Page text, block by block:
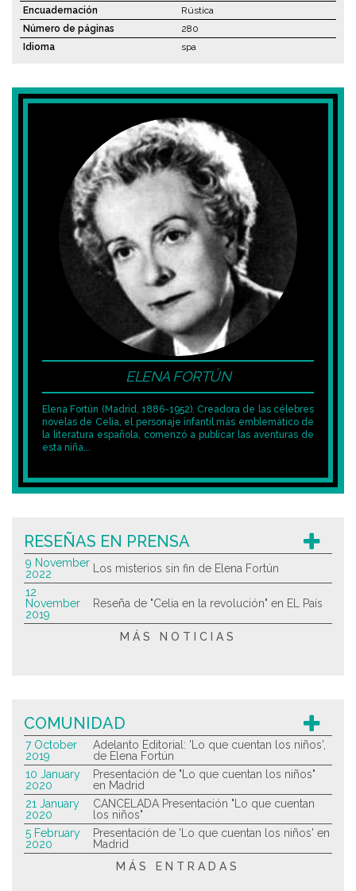
Encuadernación
Rústica
Número de páginas
280
Idioma
spa
ELENA FORTÚN
Elena Fortún (Madrid, 1886-1952). Creadora de las célebres
novelas de Celia, el personaje infantil más emblemático de
la literatura española, comenzó a publicar las aventuras de
esta niña...
RESEÑAS EN PRENSA
9 November
2022
Los misterios sin fin de Elena Fortún
12
November
2019
Reseña de "Celia en la revolución" en EL País
MÁS NOTICIAS
COMUNIDAD
7 October
2019
Adelanto Editorial: 'Lo que cuentan los niños',
de Elena Fortún
10 January
2020
Presentación de "Lo que cuentan los niños"
en Madrid
21 January
2020
CANCELADA Presentación "Lo que cuentan
los niños"
5 February
2020
Presentación de 'Lo que cuentan los niños' en
Madrid
MÁS ENTRADAS